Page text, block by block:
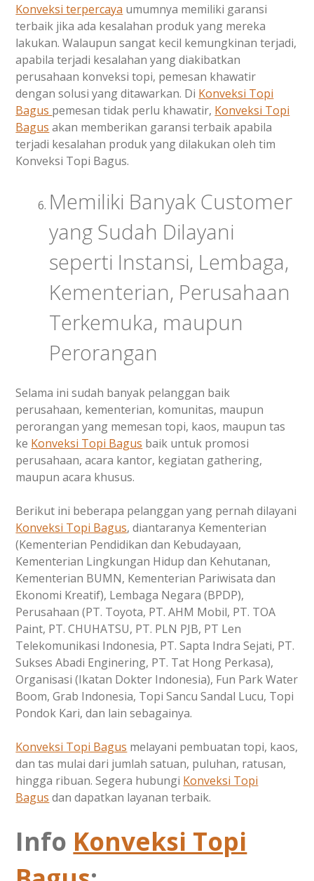
Konveksi terpercaya umumnya memiliki garansi
terbaik jika ada kesalahan produk yang mereka
lakukan. Walaupun sangat kecil kemungkinan terjadi,
apabila terjadi kesalahan yang diakibatkan
perusahaan konveksi topi, pemesan khawatir
dengan solusi yang ditawarkan. Di Konveksi Topi
Bagus pemesan tidak perlu khawatir, Konveksi Topi
Bagus akan memberikan garansi terbaik apabila
terjadi kesalahan produk yang dilakukan oleh tim
Konveksi Topi Bagus.
Memiliki Banyak Customer
yang Sudah Dilayani
seperti Instansi, Lembaga,
Kementerian, Perusahaan
Terkemuka, maupun
Perorangan
Selama ini sudah banyak pelanggan baik
perusahaan, kementerian, komunitas, maupun
perorangan yang memesan topi, kaos, maupun tas
ke Konveksi Topi Bagus baik untuk promosi
perusahaan, acara kantor, kegiatan gathering,
maupun acara khusus.
Berikut ini beberapa pelanggan yang pernah dilayani
Konveksi Topi Bagus, diantaranya Kementerian
(Kementerian Pendidikan dan Kebudayaan,
Kementerian Lingkungan Hidup dan Kehutanan,
Kementerian BUMN, Kementerian Pariwisata dan
Ekonomi Kreatif), Lembaga Negara (BPDP),
Perusahaan (PT. Toyota, PT. AHM Mobil, PT. TOA
Paint, PT. CHUHATSU, PT. PLN PJB, PT Len
Telekomunikasi Indonesia, PT. Sapta Indra Sejati, PT.
Sukses Abadi Enginering, PT. Tat Hong Perkasa),
Organisasi (Ikatan Dokter Indonesia), Fun Park Water
Boom, Grab Indonesia, Topi Sancu Sandal Lucu, Topi
Pondok Kari, dan lain sebagainya.
Konveksi Topi Bagus melayani pembuatan topi, kaos,
dan tas mulai dari jumlah satuan, puluhan, ratusan,
hingga ribuan. Segera hubungi Konveksi Topi
Bagus dan dapatkan layanan terbaik.
Info Konveksi Topi